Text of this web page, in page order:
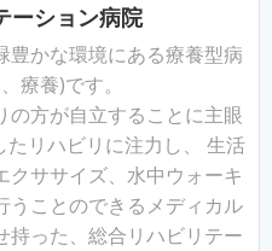
ーション病院
豊かな環境にある療養型病
療養)です。
の方が自立することに主眼
リハビリに注力し、 生活
クササイズ、水中ウォーキ
うことのできるメディカル
持った、総合リハビリテー